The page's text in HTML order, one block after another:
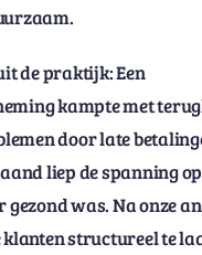
de praktijk: Een
kampte met
door late
liep de spanning
was. Na onze
klanten structureel te